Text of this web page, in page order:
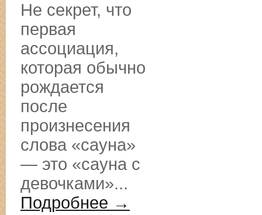
Не секрет, что
первая
ассоциация,
которая обычно
рождается
после
произнесения
слова «сауна»
— это «сауна с
девочками»...
Подробнее →